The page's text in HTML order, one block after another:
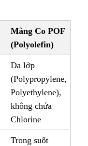
Màng Co POF
(Polyolefin)
Đa lớp
(Polypropylene,
Polyethylene),
không chứa
Chlorine
Trong suốt